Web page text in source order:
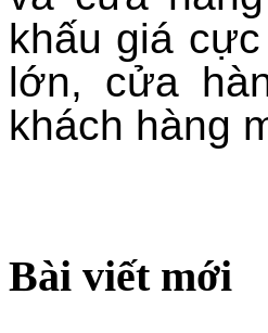
khấu giá
lớn, cửa
khách hàng
Bài viết mới